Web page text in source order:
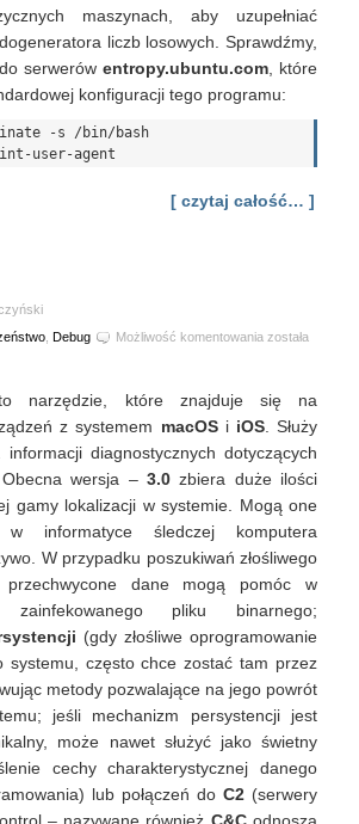
maszynach, aby uzupełniać
liczb losowych. Sprawdźmy,
serwerów entropy.ubuntu.com, które
konfiguracji tego programu:
-s /bin/bash
[ czytaj całość… ]
Debug Możliwość komentowania sysdiagnose
została
narzędzie, które znajduje się na
z systemem macOSi iOS. Służy
diagnostycznych dotyczących
wersja – 3.0zbiera duże ilości
gamy lokalizacji w systemie. Mogą one
informatyce śledczej komputera
W przypadku poszukiwań złośliwego
przechwycone dane mogą pomóc w
zainfekowanego pliku binarnego;
(gdy złośliwe oprogramowanie
systemu, często chce zostać tam przez
metody pozwalające na jego powrót
jeśli mechanizm persystencji jest
może nawet służyć jako świetny
cechy charakterystycznej danego
lub połączeń do C2 (serwery